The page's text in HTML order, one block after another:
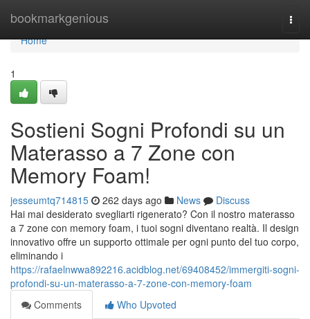
bookmarkgenious
Home
Home
1
Sostieni Sogni Profondi su un
Materasso a 7 Zone con
Memory Foam!
jesseumtq714815 262 days ago News
Discuss
Hai mai desiderato svegliarti rigenerato? Con il nostro materasso
a 7 zone con memory foam, i tuoi sogni diventano realtà. Il design
innovativo offre un supporto ottimale per ogni punto del tuo corpo,
eliminando i
https://rafaelnwwa892216.acidblog.net/69408452/immergiti-sogni-
profondi-su-un-materasso-a-7-zone-con-memory-foam
Comments
Who Upvoted